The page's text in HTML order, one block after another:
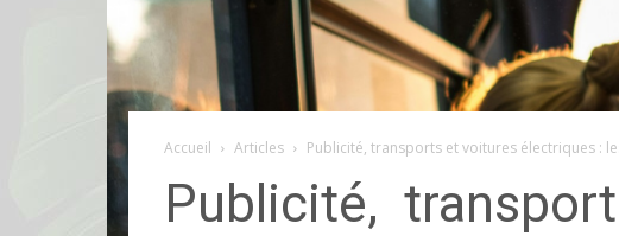
Accueil Articles Publicité, transports et voitures électriques :
Publicité,